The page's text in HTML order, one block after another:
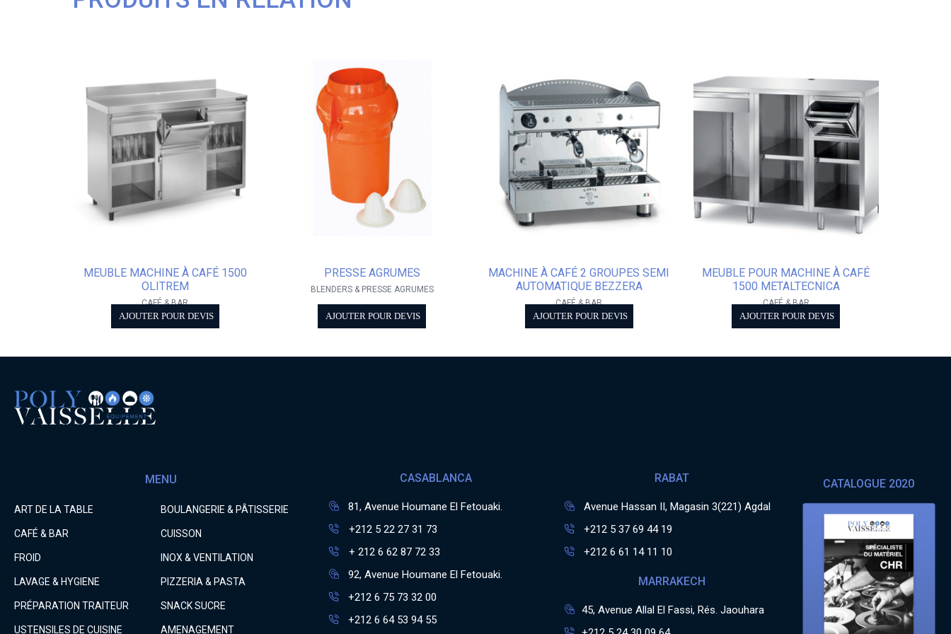
MEUBLE MACHINE À CAFÉ 1500
OLITREM
CAFÉ & BAR
AJOUTER POUR DEVIS
PRESSE AGRUMES
BLENDERS & PRESSE AGRUMES
AJOUTER POUR DEVIS
MACHINE À CAFÉ 2 GROUPES SEMI
AUTOMATIQUE BEZZERA
CAFÉ & BAR
AJOUTER POUR DEVIS
MEUBLE POUR MACHINE À CAFÉ
1500 METALTECNICA
CAFÉ & BAR
AJOUTER POUR DEVIS
MENU
ART DE LA TABLE BOULANGERIE & PÂTISSERIE
CAFÉ & BAR CUISSON
FROID INOX & VENTILATION
LAVAGE & HYGIENE PIZZERIA & PASTA
PRÉPARATION TRAITEUR SNACK SUCRE
USTENSILES DE CUISINE AMENAGEMENT
CASABLANCA
81, Avenue Houmane El Fetouaki.
+212 5 22 27 31 73
+ 212 6 62 87 72 33
92, Avenue Houmane El Fetouaki.
+212 6 75 73 32 00
+212 6 64 53 94 55
RABAT
Avenue Hassan II, Magasin 3(221) Agdal
+212 5 37 69 44 19
+212 6 61 14 11 10
MARRAKECH
45, Avenue Allal El Fassi, Rés. Jaouhara
CATALOGUE 2020